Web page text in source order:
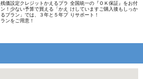
残価設定クレジットかえるプラ
ン！少ない予算で買える「かえ
るプラン」では、３年と５年プ
ランをご用意！
全国統一の『ＯＫ保証』をお付
けしていますご購入後もしっか
りサポート！